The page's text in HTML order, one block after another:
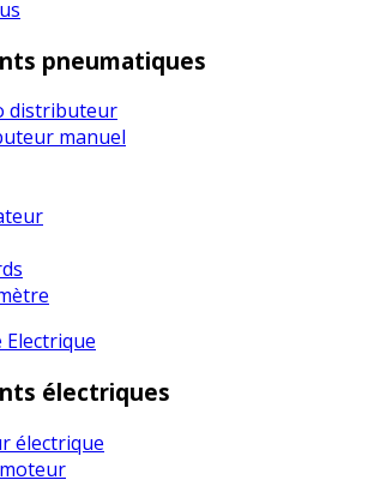
pneumatiques
distributeur
manuel
Electrique
électriques
électrique